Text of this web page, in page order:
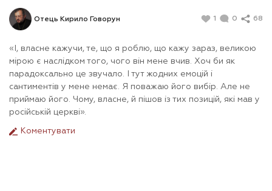
Отець Кирило Говорун 1 0 68
«І, власне кажучи, те, що я роблю, що кажу зараз, великою
мірою є наслідком того, чого він мене вчив. Хоч би як
парадоксально це звучало. І тут жодних емоцій і
сантиментів у мене немає. Я поважаю його вибір. Але не
приймаю його. Чому, власне, й пішов із тих позицій, які мав у
російській церкві».
Коментувати